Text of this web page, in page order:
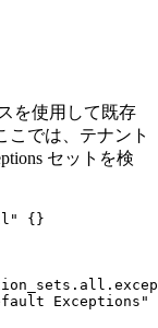
を使用して既存
こでは、テナント
セットを検
{}
Exceptions"